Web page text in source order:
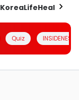
KoreaLifeHealth
Quiz INSIDENESIA